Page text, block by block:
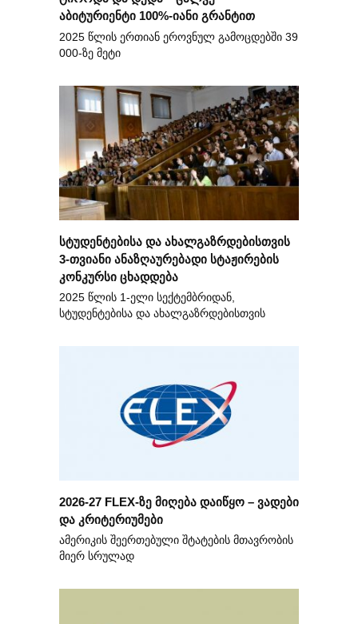
აბიტურიენტი 100%-იანი გრანტით
2025 წლის ერთიან ეროვნულ გამოცდებში 39
000-ზე მეტი
სტუდენტებისა და ახალგაზრდებისთვის
3-თვიანი ანაზღაურებადი სტაჟირების
კონკურსი ცხადდება
2025 წლის 1-ელი სექტემბრიდან,
სტუდენტებისა და ახალგაზრდებისთვის
2026-27 FLEX-ზე მიღება დაიწყო – ვადები
და კრიტერიუმები
ამერიკის შეერთებული შტატების მთავრობის
მიერ სრულად